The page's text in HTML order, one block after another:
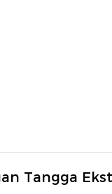
Tangga